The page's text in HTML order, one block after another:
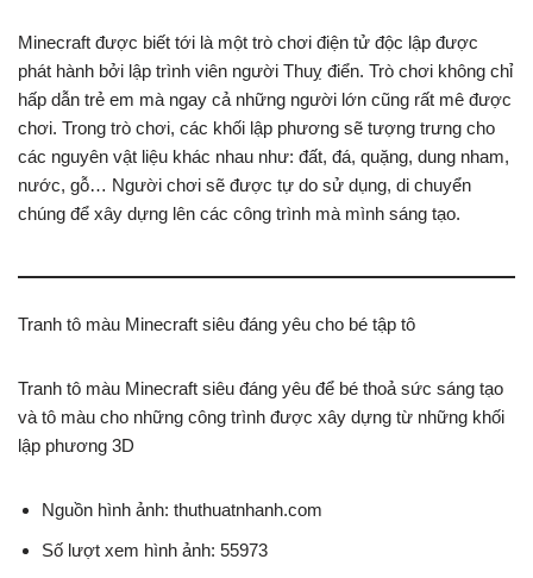
Minecraft được biết tới là một trò chơi điện tử độc lập được
phát hành bởi lập trình viên người Thuỵ điển. Trò chơi không chỉ
hấp dẫn trẻ em mà ngay cả những người lớn cũng rất mê được
chơi. Trong trò chơi, các khối lập phương sẽ tượng trưng cho
các nguyên vật liệu khác nhau như: đất, đá, quặng, dung nham,
nước, gỗ… Người chơi sẽ được tự do sử dụng, di chuyển
chúng để xây dựng lên các công trình mà mình sáng tạo.
Tranh tô màu Minecraft siêu đáng yêu cho bé tập tô
Tranh tô màu Minecraft siêu đáng yêu để bé thoả sức sáng tạo
và tô màu cho những công trình được xây dựng từ những khối
lập phương 3D
Nguồn hình ảnh: thuthuatnhanh.com
Số lượt xem hình ảnh: 55973